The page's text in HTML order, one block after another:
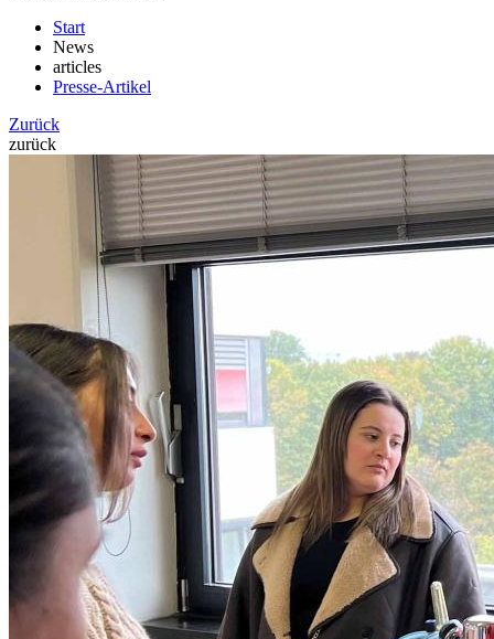
Start
News
articles
Presse-Artikel
Zurück
zurück